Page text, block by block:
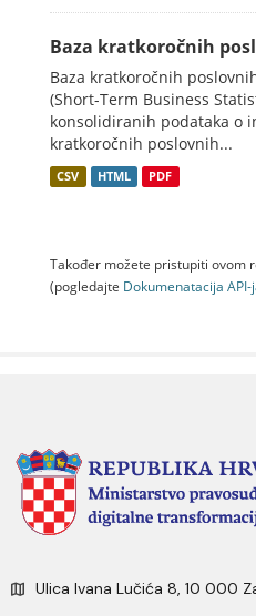
Baza kratkoročnih
Baza kratkoročnih
(Short-Term Business
konsolidiranih podataka o
kratkoročnih poslovnih...
CSV HTML PDF
Također možete pristupiti ovom
(pogledajte Dokumenаtаcijа API-